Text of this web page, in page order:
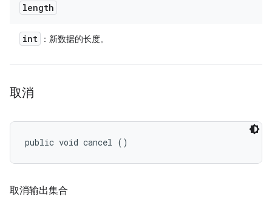
length
int ：新数据的长度。
取消
public void cancel ()
取消输出集合